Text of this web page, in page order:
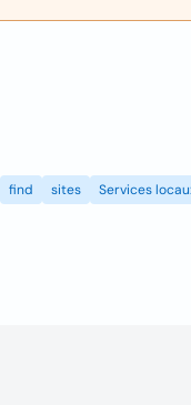
find sites Services